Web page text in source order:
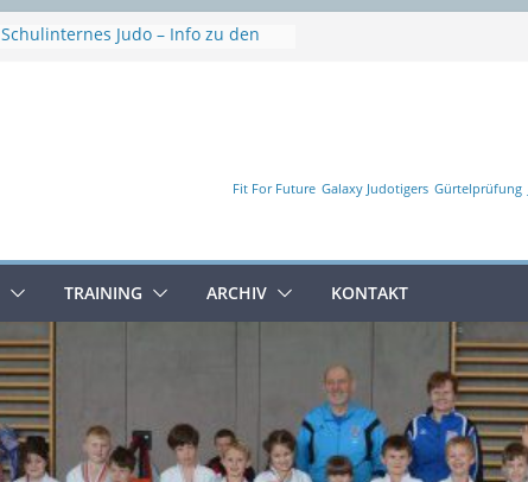
Schulinternes Judo – Info zu den
Fit For Future Galaxy Judotigers Gürtelprüfung
TRAINING ARCHIV KONTAKT